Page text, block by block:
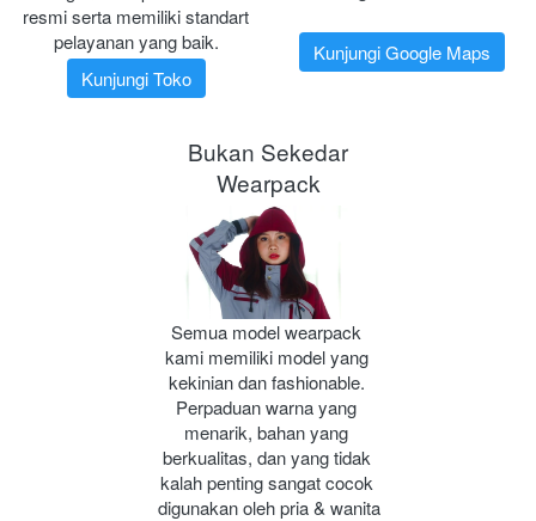
resmi serta memiliki standart
pelayanan yang baik.
Kunjungi Toko
Kunjungi Google Maps
Bukan Sekedar
Wearpack
Semua model wearpack
kami memiliki model yang
kekinian dan fashionable.
Perpaduan warna yang
menarik, bahan yang
berkualitas, dan yang tidak
kalah penting sangat cocok
digunakan oleh pria & wanita